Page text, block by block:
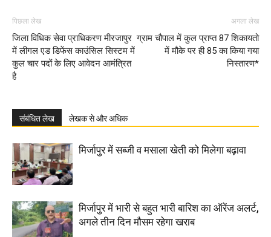
पिछला लेख
जिला विधिक सेवा प्राधिकरण मीरजापुर
में लीगल एड डिफेंस काउंसिल सिस्टम में
कुल चार पदों के लिए आवेदन आमंत्रित
है
अगला लेख
ग्राम चौपाल में कुल प्राप्त 87 शिकायतो
में मौके पर ही 85 का किया गया
निस्तारण*
संबंधित लेख लेखक से और अधिक
मिर्जापुर में सब्जी व मसाला खेती को मिलेगा बढ़ावा
मिर्जापुर में भारी से बहुत भारी बारिश का ऑरेंज अलर्ट,
अगले तीन दिन मौसम रहेगा खराब